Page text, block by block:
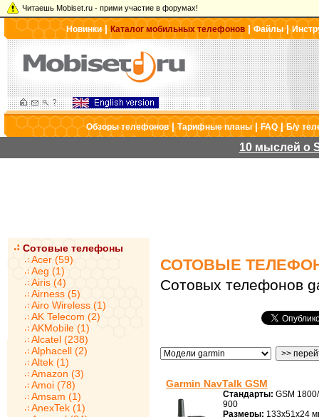
Читаешь Mobiset.ru - прими участие в форумах!
Новинки|Каталог мобильных телефонов |Файлы|
Обзоры телефонов|Тарифные планы|FAQ|Б/у
10 мыслей о
Сотовые телефоны
Acer (59)
Aeg (1)
Airis (4)
Airness (5)
Airo Wireless (1)
AK Telecom (2)
AKMobile (1)
Alcatel (238)
Alphacell (2)
Altek (1)
Amazon (3)
Amoi (78)
Amsam (1)
AnexTek (1)
СОТОВЫЕ
Сотовых телефонов
Garmin NavTalk GSM
Стандарты: GSM
900
Размеры: 133x51x24